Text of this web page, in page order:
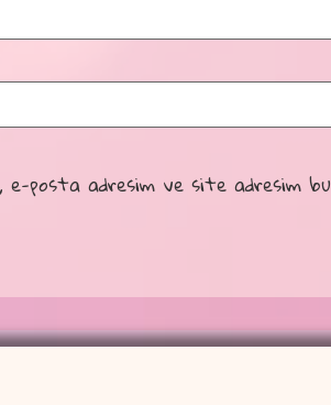
e-posta adresim ve site adresim